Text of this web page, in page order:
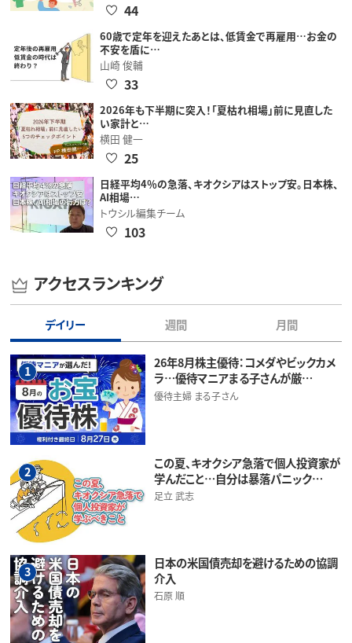
44
60歳で定年を迎えたあとは、低賃金で再雇用…お金の
不安を盾に…
山崎 俊輔
33
2026年も下半期に突入！「夏枯れ相場」前に見直した
い家計と…
横田 健一
25
日経平均4％の急落、キオクシアはストップ安。日本株、
AI相場…
トウシル編集チーム
103
アクセスランキング
デイリー 週間 月間
1
26年8月株主優待：コメダやビックカメ
ラ…優待マニアまる子さんが厳…
優待主婦 まる子さん
2
この夏、キオクシア急落で個人投資家が
学んだこと…自分は暴落パニック…
足立 武志
3
日本の米国債売却を避けるための協調
介入
石原 順